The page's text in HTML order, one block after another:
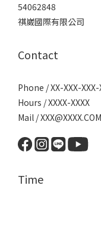
54062848
祺崴國際有限公司
Contact
Phone / XX-XXX-XXX-
Hours / XXXX-XXXX
Mail / XXX@XXXX.COM
Time